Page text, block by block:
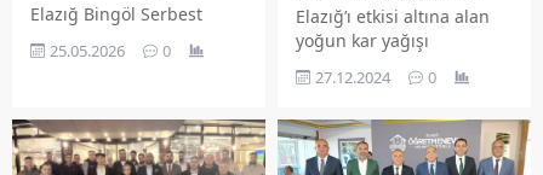
Elazığ Bingöl Serbest
Muhasebeci Mali
Müşavirler Odası Başkanı
Müşavirler Odasının 36.
Kuruluş yıldönümü
25.05.2026 0
Elazığ’ı etkisi altına alan
yoğun kar yağışı
nedeniyle İl Özel İdaresi
ekipleri hummalı bir
çalışmalarını yürütüyor.
Bu kapsamda merkeze
27.12.2024 0